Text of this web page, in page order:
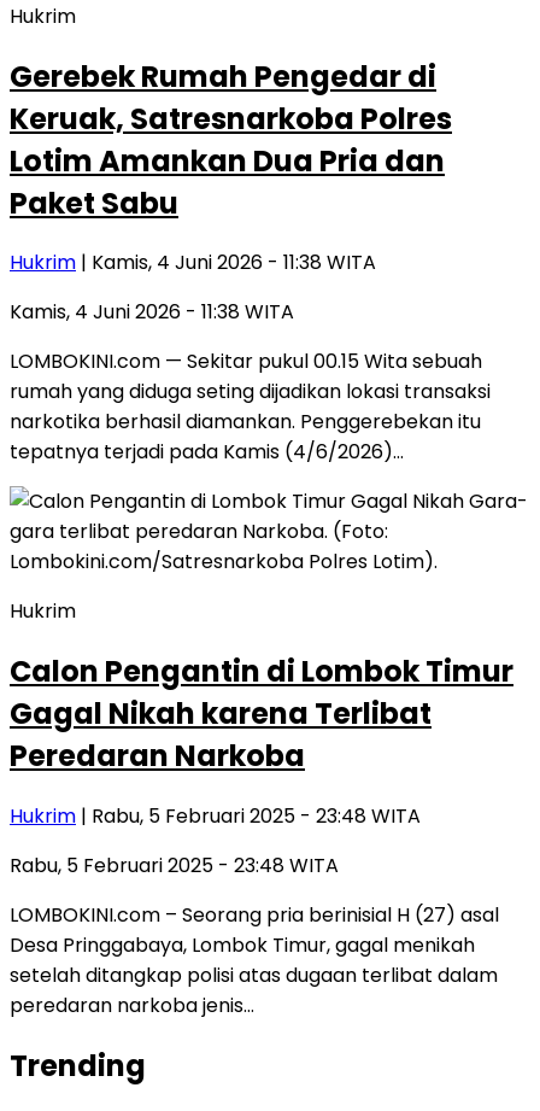
Hukrim
Gerebek Rumah Pengedar di
Keruak, Satresnarkoba Polres
Lotim Amankan Dua Pria dan
Paket Sabu
Hukrim | Kamis, 4 Juni 2026 - 11:38 WITA
Kamis, 4 Juni 2026 - 11:38 WITA
LOMBOKINI.com — Sekitar pukul 00.15 Wita sebuah
rumah yang diduga seting dijadikan lokasi transaksi
narkotika berhasil diamankan. Penggerebekan itu
tepatnya terjadi pada Kamis (4/6/2026)…
Hukrim
Calon Pengantin di Lombok Timur
Gagal Nikah karena Terlibat
Peredaran Narkoba
Hukrim | Rabu, 5 Februari 2025 - 23:48 WITA
Rabu, 5 Februari 2025 - 23:48 WITA
LOMBOKINI.com – Seorang pria berinisial H (27) asal
Desa Pringgabaya, Lombok Timur, gagal menikah
setelah ditangkap polisi atas dugaan terlibat dalam
peredaran narkoba jenis…
Trending